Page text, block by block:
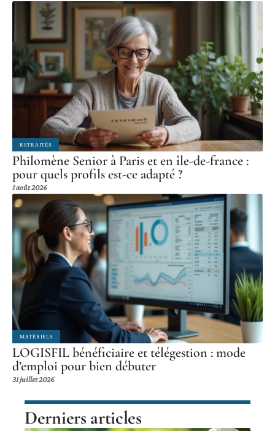
RETRAITÉS
Philomène Senior à Paris et en île-de-france :
pour quels profils est-ce adapté ?
1 août 2026
MATÉRIELS
LOGISFIL bénéficiaire et télégestion : mode
d’emploi pour bien débuter
31 juillet 2026
Derniers articles